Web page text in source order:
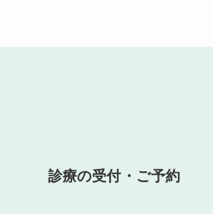
診療の受付・ご予約